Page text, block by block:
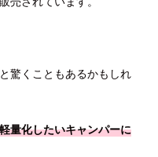
驚くこともあるかもしれ
量化したいキャンパーに